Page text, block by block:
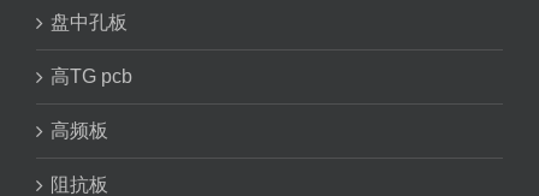
盘中孔板
高TG pcb
高频板
阻抗板